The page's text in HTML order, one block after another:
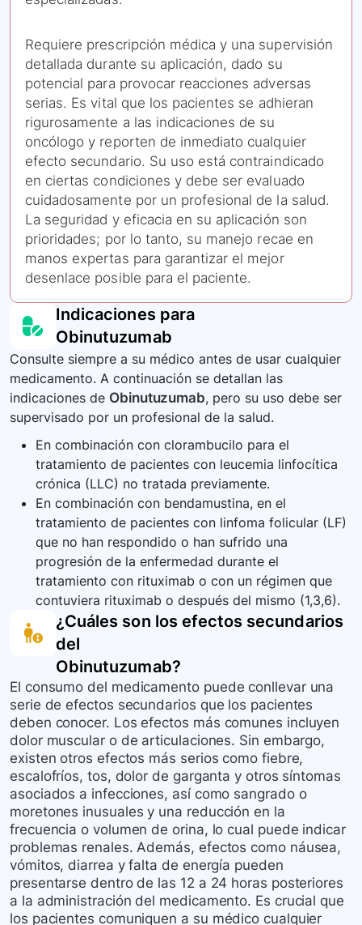
Requiere prescripción médica y una supervisión
detallada durante su aplicación, dado su
potencial para provocar reacciones adversas
serias. Es vital que los pacientes se adhieran
rigurosamente a las indicaciones de su
oncólogo y reporten de inmediato cualquier
efecto secundario. Su uso está contraindicado
en ciertas condiciones y debe ser evaluado
cuidadosamente por un profesional de la salud.
La seguridad y eficacia en su aplicación son
prioridades; por lo tanto, su manejo recae en
manos expertas para garantizar el mejor
desenlace posible para el paciente.
Indicaciones para
Obinutuzumab
Consulte siempre a su médico antes de usar cualquier
medicamento. A continuación se detallan las
indicaciones de Obinutuzumab, pero su uso debe ser
supervisado por un profesional de la salud.
En combinación con clorambucilo para el
tratamiento de pacientes con leucemia linfocítica
crónica (LLC) no tratada previamente.
En combinación con bendamustina, en el
tratamiento de pacientes con linfoma folicular (LF)
que no han respondido o han sufrido una
progresión de la enfermedad durante el
tratamiento con rituximab o con un régimen que
contuviera rituximab o después del mismo (1,3,6).
¿Cuáles son los efectos secundarios
del
Obinutuzumab?
El consumo del medicamento puede conllevar una
serie de efectos secundarios que los pacientes
deben conocer. Los efectos más comunes incluyen
dolor muscular o de articulaciones. Sin embargo,
existen otros efectos más serios como fiebre,
escalofríos, tos, dolor de garganta y otros síntomas
asociados a infecciones, así como sangrado o
moretones inusuales y una reducción en la
frecuencia o volumen de orina, lo cual puede indicar
problemas renales. Además, efectos como náusea,
vómitos, diarrea y falta de energía pueden
presentarse dentro de las 12 a 24 horas posteriores
a la administración del medicamento. Es crucial que
los pacientes comuniquen a su médico cualquier